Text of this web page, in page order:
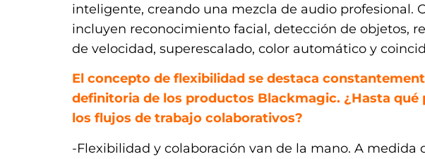
inteligente, creando una mezcla de audio profesional.
incluyen reconocimiento facial, detección de objetos,
de velocidad, superescalado, color automático y
El concepto de flexibilidad se destaca
definitoria de los productos Blackmagic. ¿Hasta
los flujos de trabajo colaborativos?
-Flexibilidad y colaboración van de la mano. A medida